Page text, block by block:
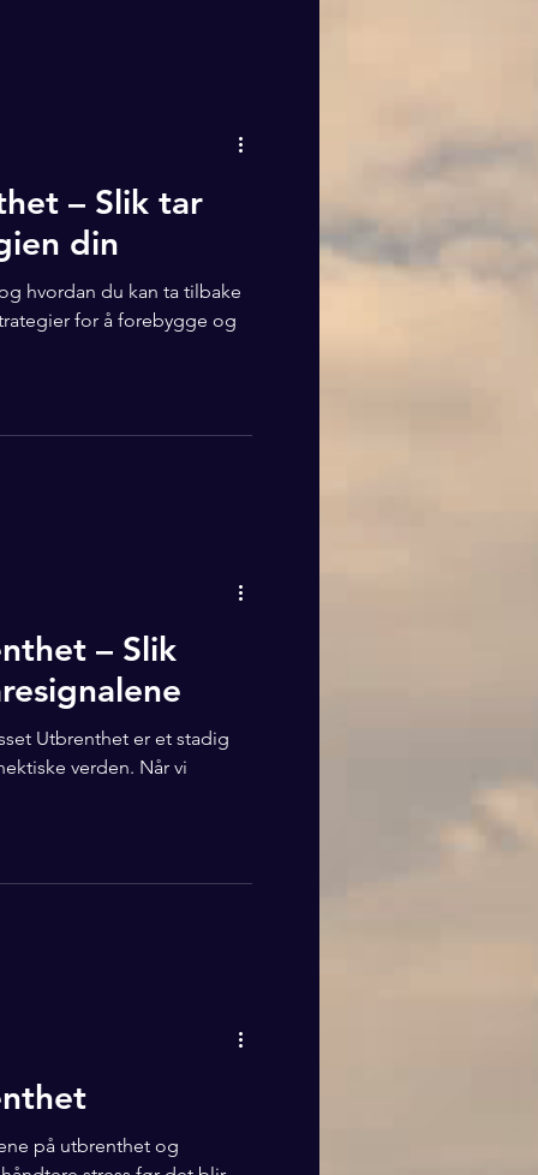
– Slik tar
din
hvordan du kan ta tilbake
for å forebygge og
– Slik
Utbrenthet er et stadig
verden. Når vi
på utbrenthet og